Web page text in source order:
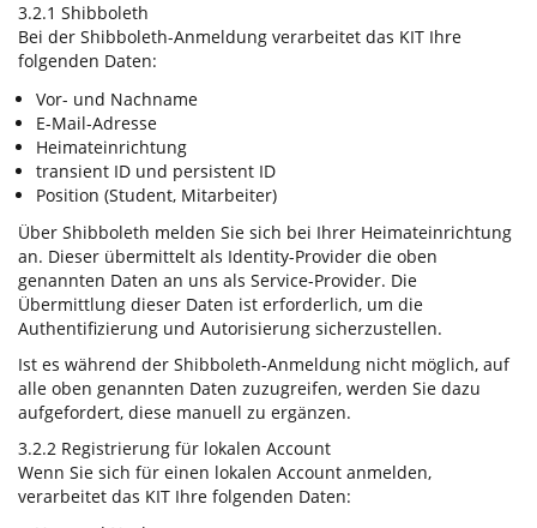
3.2.1 Shibboleth
Bei der Shibboleth-Anmeldung verarbeitet das KIT Ihre
folgenden Daten:
Vor- und Nachname
E-Mail-Adresse
Heimateinrichtung
transient ID und persistent ID
Position (Student, Mitarbeiter)
Über Shibboleth melden Sie sich bei Ihrer Heimateinrichtung
an. Dieser übermittelt als Identity-Provider die oben
genannten Daten an uns als Service-Provider. Die
Übermittlung dieser Daten ist erforderlich, um die
Authentifizierung und Autorisierung sicherzustellen.
Ist es während der Shibboleth-Anmeldung nicht möglich, auf
alle oben genannten Daten zuzugreifen, werden Sie dazu
aufgefordert, diese manuell zu ergänzen.
3.2.2 Registrierung für lokalen Account
Wenn Sie sich für einen lokalen Account anmelden,
verarbeitet das KIT Ihre folgenden Daten: